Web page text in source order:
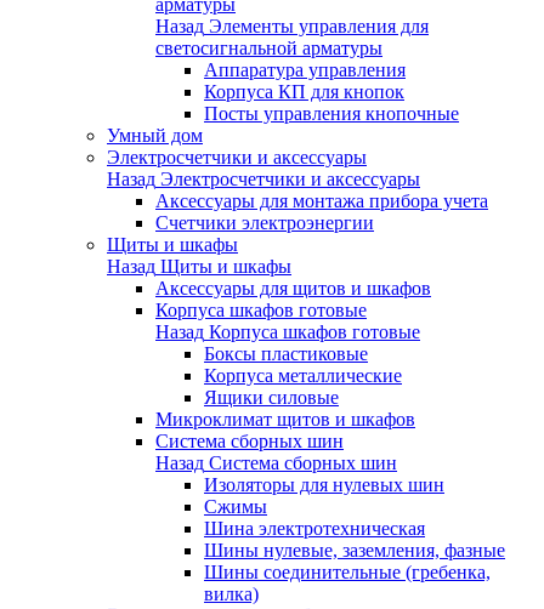
арматуры
Назад Элементы управления для
светосигнальной арматуры
Аппаратура управления
Корпуса КП для кнопок
Посты управления кнопочные
Умный дом
Электросчетчики и аксессуары
Назад Электросчетчики и аксессуары
Аксессуары для монтажа прибора учета
Счетчики электроэнергии
Щиты и шкафы
Назад Щиты и шкафы
Аксессуары для щитов и шкафов
Корпуса шкафов готовые
Назад Корпуса шкафов готовые
Боксы пластиковые
Корпуса металлические
Ящики силовые
Микроклимат щитов и шкафов
Система сборных шин
Назад Система сборных шин
Изоляторы для нулевых шин
Сжимы
Шина электротехническая
Шины нулевые, заземления, фазные
Шины соединительные (гребенка,
вилка)